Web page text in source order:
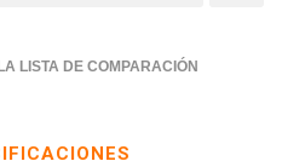
LISTA DE COMPARACIÓN